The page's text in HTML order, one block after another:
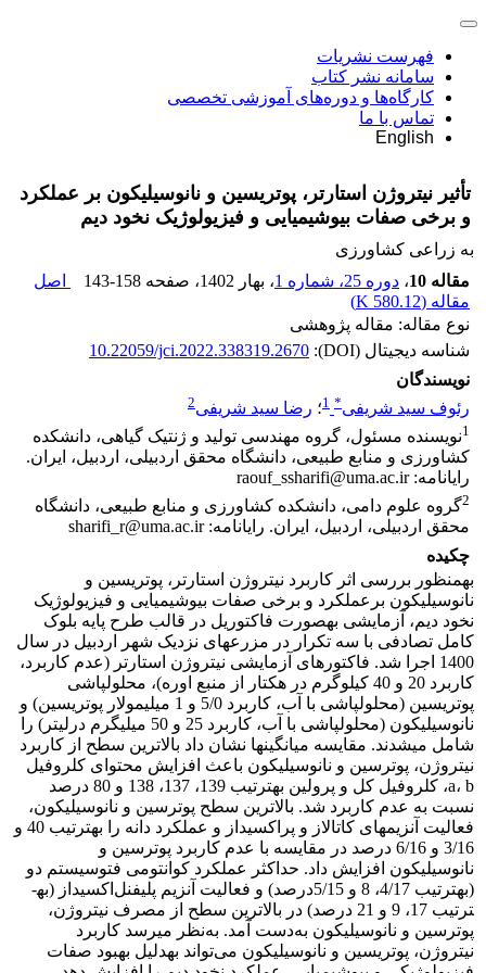
فهرست نشریات
سامانه نشر کتاب
کارگاه‌ها و دوره‌های آموزشی تخصصی
تماس با ما
English
تأثیر نیتروژن استارتر، پوتریسین و نانوسیلیکون بر عملکرد
و برخی صفات بیوشیمیایی و فیزیولوژیک نخود دیم
به زراعی کشاورزی
مقاله 10
، دوره 25، شماره 1 ، بهار 1402 ، صفحه 143-158
اصل
مقاله (580.12 K
)
نوع مقاله: مقاله پژوهشی
شناسه دیجیتال (DOI):
10.22059/jci.2022.338319.2670
نویسندگان
رئوف سید شریفی*
1؛ رضا سید شریفی2
1نویسنده مسئول، گروه مهندسی تولید و ژنتیک گیاهی، دانشکده
کشاورزی و منابع طبیعی، دانشگاه محقق اردبیلی، اردبیل، ایران.
رایانامه: raouf_ssharifi@uma.ac.ir
2گروه علوم دامی، دانشکده کشاورزی و منابع طبیعی، دانشگاه
محقق اردبیلی، اردبیل، ایران. رایانامه: sharifi_r@uma.ac.ir
چکیده
به­منظور بررسی اثر کاربرد نیتروژن استارتر، پوتریسین و
نانوسیلیکون برعملکرد و برخی صفات بیوشیمیایی و فیزیولوژیک
نخود دیم، آزمایشی به­صورت فاکتوریل در قالب طرح پایه بلوک‌
کامل تصادفی با سه تکرار در مزرعه­ای نزدیک شهر اردبیل در سال
1400 اجرا شد. فاکتورهای آزمایشی نیتروژن استارتر (عدم کاربرد،
کاربرد 20 و 40 کیلوگرم در هکتار از منبع اوره)، محلول­پاشی
پوتریسین (محلول­پاشی با آب، کاربرد 5/0 و 1 میلی­مولار پوتریسین) و
نانوسیلیکون (محلول­پاشی با آب، کاربرد 25 و 50 میلی­گرم درلیتر) را
شامل می­شدند. مقایسه میانگین­ها نشان داد بالاترین سطح از کاربرد
نیتروژن، پوترسین و نانوسیلیکون باعث افزایش محتوای کلروفیل
a، b، کلروفیل کل و پرولین به­ترتیب 139، 137، 138 و 80 درصد
نسبت به عدم کاربرد شد. بالاترین سطح پوترسین و نانوسیلیکون،
فعالیت آنزیم­های کاتالاز و پراکسیداز و عملکرد دانه را به­ترتیب 40 و
3/16 و 6/16 درصد در مقایسه با عدم کاربرد پوترسین و
نانوسیلیکون افزایش داد. حداکثر عملکرد کوانتومی فتوسیستم دو
(به­ترتیب 4/17، 8 و 5/15درصد) و فعالیت آنزیم پلی­فنل‌اکسیداز (به­
ترتیب 17، 9 و 21 درصد) در بالاترین سطح از مصرف نیتروژن،
پوترسین و نانوسیلیکون به‌دست آمد. به‌نظر می­رسد کاربرد
نیتروژن، پوتریسین و نانوسیلیکون می‌تواند به­دلیل بهبود صفات